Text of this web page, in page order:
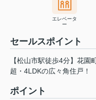
エレベータ
ー
セールスポイント
【松山市駅徒歩4分】花
超・4LDKの広々角住戸！
ポイント